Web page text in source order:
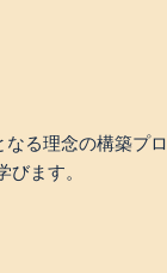
る理念の構築プロ
びます。